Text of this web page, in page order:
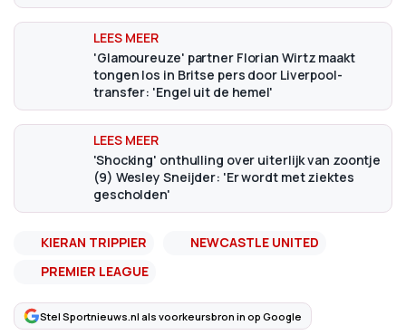
'Glamoureuze' partner Florian Wirtz maakt
tongen los in Britse pers door Liverpool-
transfer: 'Engel uit de hemel'
'Shocking' onthulling over uiterlijk van zoontje
(9) Wesley Sneijder: 'Er wordt met ziektes
gescholden'
KIERAN TRIPPIER
NEWCASTLE UNITED
PREMIER LEAGUE
Stel Sportnieuws.nl als voorkeursbron in op Google